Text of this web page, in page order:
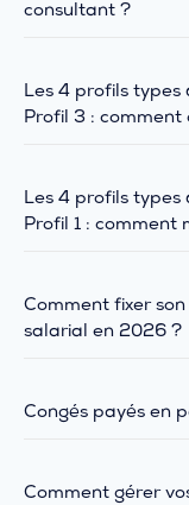
consultant ?
Les 4 profils
Profil 3 : comment
Les 4 profils
Profil 1 : comment
Comment fixer
salarial en 2026 ?
Congés payés en
Comment gérer